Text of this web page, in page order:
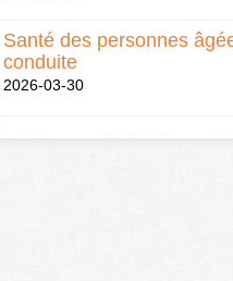
Santé des personnes
conduite
2026-03-30